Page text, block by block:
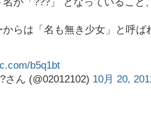
からは「名も無き少女」と呼ば
b5q1bt
ん (@02012102) 10月 20,